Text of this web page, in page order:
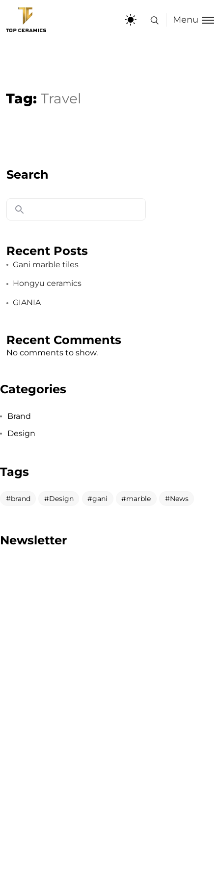
Menu
Tag: Travel
Search
Recent Posts
Gani marble tiles
Hongyu ceramics
GIANIA
Recent Comments
No comments to show.
Categories
Brand
Design
Tags
brand Design gani marble News
Newsletter